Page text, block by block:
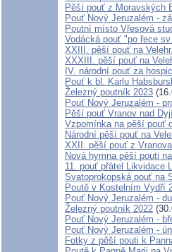
Pěší pouť z Moravských
Pouť Nový Jeruzalém -
Poutní místo Vřesová
Vodácká pouť "po řece
XXIII. pěší pouť na
XXXIII. pěší pouť na
IV. národní pouť za
Pouť k bl. Karlu
Železný poutník 2023
Pouť Nový Jeruzalém -
Pěší pouť Vranov nad
Vzpomínka na pěší pouť
Národní pěší pouť na
XXII. pěší pouť z
Nová hymna pěší pouti
11. pouť přátel Likvidace
Svatoprokopská pouť na
Poutě v Kostelním Vydří
Pouť Nový Jeruzalém -
Železný poutník 2022
Pouť Nový Jeruzalém -
Pouť Nový Jeruzalém -
Fotky z pěší pouti k